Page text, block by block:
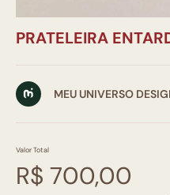
PRATELEIRA
MEU UNIVERSO
Valor Total
R$ 700,00